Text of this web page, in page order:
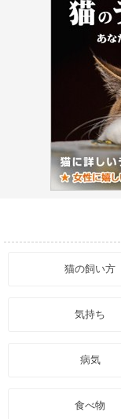
猫の飼い方
気持ち
病気
食べ物